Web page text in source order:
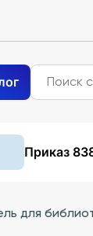
Приказ
для